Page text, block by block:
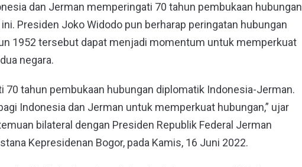
dan Jerman memperingati 70 tahun pembukaan hubungan
Presiden Joko Widodo pun berharap peringatan hubungan
1952 tersebut dapat menjadi momentum untuk memperkuat
negara.
70 tahun pembukaan hubungan diplomatik Indonesia-Jerman.
Indonesia dan Jerman untuk memperkuat hubungan,” ujar
bilateral dengan Presiden Republik Federal Jerman
Kepresidenan Bogor, pada Kamis, 16 Juni 2022.